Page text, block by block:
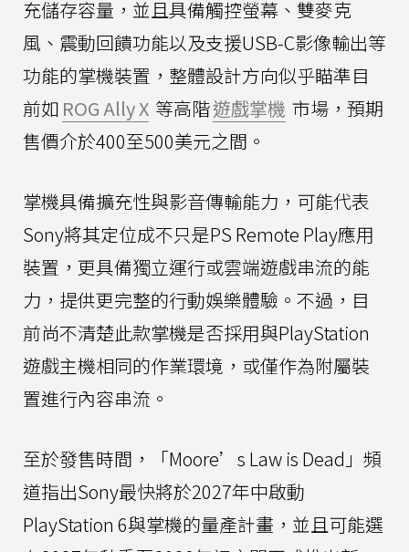
充儲存容量，並且具備觸控螢幕、雙麥克
風、震動回饋功能以及支援USB-C影像輸出等
功能的掌機裝置，整體設計方向似乎瞄準目
前如 ROG Ally X 等高階遊戲掌機 市場，預期
售價介於400至500美元之間。
掌機具備擴充性與影音傳輸能力，可能代表
Sony將其定位成不只是PS Remote Play應用
裝置，更具備獨立運行或雲端遊戲串流的能
力，提供更完整的行動娛樂體驗。不過，目
前尚不清楚此款掌機是否採用與PlayStation
遊戲主機相同的作業環境，或僅作為附屬裝
置進行內容串流。
至於發售時間，「Moore’s Law is Dead」頻
道指出Sony最快將於2027年中啟動
PlayStation 6與掌機的量產計畫，並且可能選